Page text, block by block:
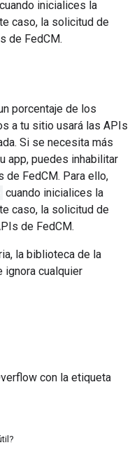
cuando inicialices la
caso, la solicitud de
de FedCM.
porcentaje de los
a tu sitio usará las APIs
Si se necesita más
app, puedes inhabilitar
FedCM. Para ello,
cuando inicialices la
caso, la solicitud de
de FedCM.
la biblioteca de la
ignora cualquier
con la etiqueta